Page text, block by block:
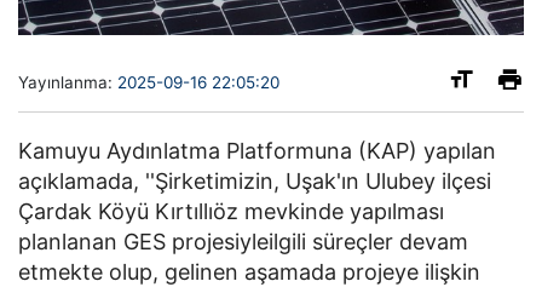
Yayınlanma: 2025-09-16 22:05:20
Kamuyu Aydınlatma Platformuna (KAP) yapılan
açıklamada, ''Şirketimizin, Uşak'ın Ulubey ilçesi
Çardak Köyü Kırtıllıöz mevkinde yapılması
planlanan GES projesiyleilgili süreçler devam
etmekte olup, gelinen aşamada projeye ilişkin